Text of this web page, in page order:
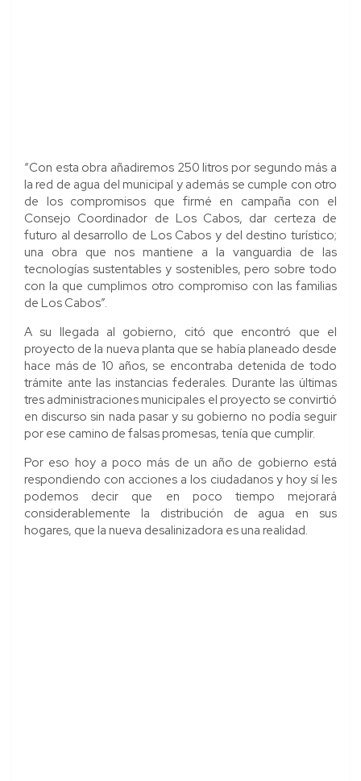
“Con esta obra añadiremos 250 litros por segundo más a
la red de agua del municipal y además se cumple con otro
de los compromisos que firmé en campaña con el
Consejo Coordinador de Los Cabos, dar certeza de
futuro al desarrollo de Los Cabos y del destino turístico;
una obra que nos mantiene a la vanguardia de las
tecnologías sustentables y sostenibles, pero sobre todo
con la que cumplimos otro compromiso con las familias
de Los Cabos”.
A su llegada al gobierno, citó que encontró que el
proyecto de la nueva planta que se había planeado desde
hace más de 10 años, se encontraba detenida de todo
trámite ante las instancias federales. Durante las últimas
tres administraciones municipales el proyecto se convirtió
en discurso sin nada pasar y su gobierno no podía seguir
por ese camino de falsas promesas, tenía que cumplir.
Por eso hoy a poco más de un año de gobierno está
respondiendo con acciones a los ciudadanos y hoy sí les
podemos decir que en poco tiempo mejorará
considerablemente la distribución de agua en sus
hogares, que la nueva desalinizadora es una realidad.